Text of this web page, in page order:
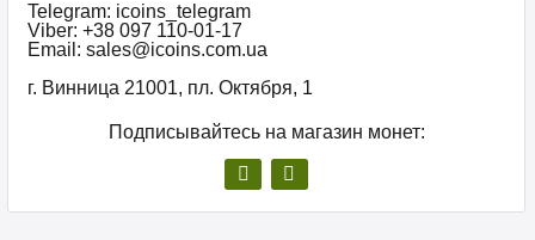
Telegram: icoins_telegram
Viber: +38 097 110-01-17
Email: sales@icoins.com.ua
г. Винница 21001, пл. Октября, 1
Подписывайтесь на магазин монет: